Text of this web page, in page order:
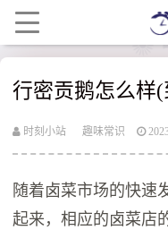
行密贡鹅怎么样
时刻小站 趣味常识
随着卤菜市场的快速
起来，相应的卤菜店